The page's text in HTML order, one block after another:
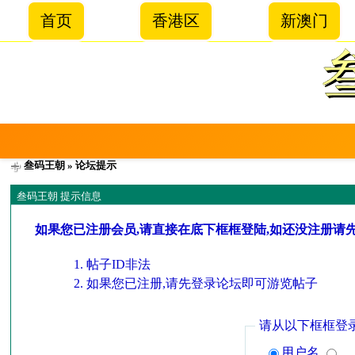
首页 香港区 新澳门
叁码王朝 » 论坛提示
叁码王朝 提示信息
如果您已注册会员,请直接在底下框框登陆,如还没注册请
帖子ID非法
如果您已注册,请先登录论坛即可游览帖子
请从以下框框登
用户名